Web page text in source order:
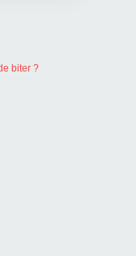
biter ?